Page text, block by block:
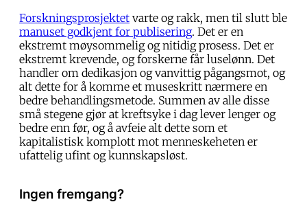
Forskningsprosjektet varte og rakk, men til slutt ble
manuset godkjent for publisering. Det er en
ekstremt møysommelig og nitidig prosess. Det er
ekstremt krevende, og forskerne får luselønn. Det
handler om dedikasjon og vanvittig pågangsmot, og
alt dette for å komme et museskritt nærmere en
bedre behandlingsmetode. Summen av alle disse
små stegene gjør at kreftsyke i dag lever lenger og
bedre enn før, og å avfeie alt dette som et
kapitalistisk komplott mot menneskeheten er
ufattelig ufint og kunnskapsløst.
Ingen fremgang?